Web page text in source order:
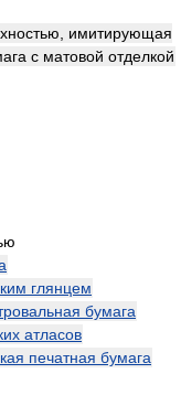
имитирующая
с матовой отделкой
глянцем
бумага
атласов
печатная бумага